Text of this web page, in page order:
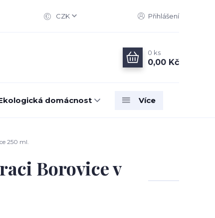
CZK Přihlášení
0 ks
0,00 Kč
domácnost Více
250 ml.
Borovice v